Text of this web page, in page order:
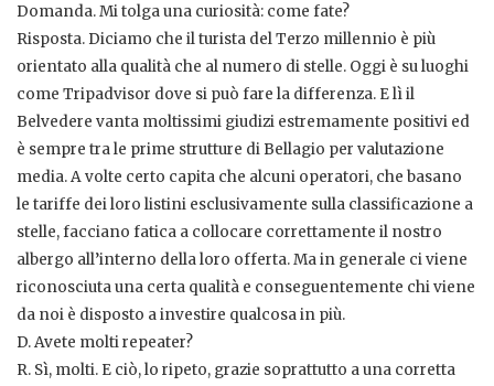
Domanda. Mi tolga una curiosità: come fate?
Risposta. Diciamo che il turista del Terzo millennio è più
orientato alla qualità che al numero di stelle. Oggi è su luoghi
come Tripadvisor dove si può fare la differenza. E lì il
Belvedere vanta moltissimi giudizi estremamente positivi ed
è sempre tra le prime strutture di Bellagio per valutazione
media. A volte certo capita che alcuni operatori, che basano
le tariffe dei loro listini esclusivamente sulla classificazione a
stelle, facciano fatica a collocare correttamente il nostro
albergo all’interno della loro offerta. Ma in generale ci viene
riconosciuta una certa qualità e conseguentemente chi viene
da noi è disposto a investire qualcosa in più.
D. Avete molti repeater?
R. Sì, molti. E ciò, lo ripeto, grazie soprattutto a una corretta